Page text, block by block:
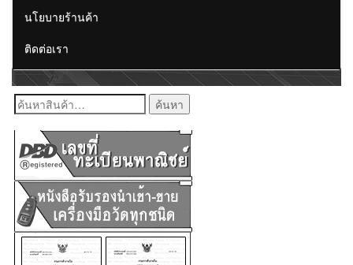
นโยบายร้านค้า
ติดต่อเรา
ค้นหา: